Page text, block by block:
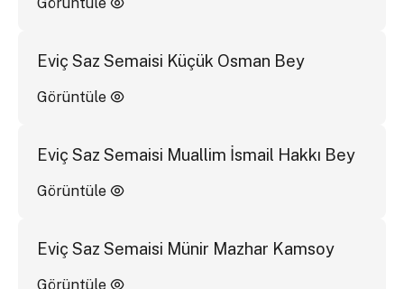
Eviç Saz Semaisi Küçük Osman Bey
Görüntüle
Eviç Saz Semaisi Muallim İsmail Hakkı Bey
Görüntüle
Eviç Saz Semaisi Münir Mazhar Kamsoy
Görüntüle